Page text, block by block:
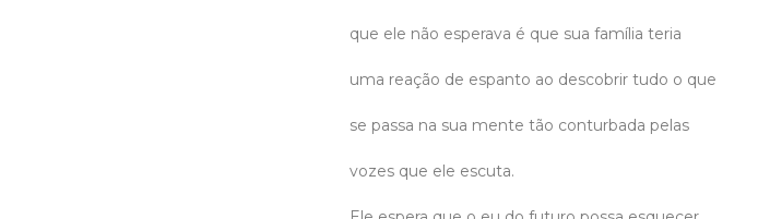
que ele não esperava é que sua família teria
uma reação de espanto ao descobrir tudo o que
se passa na sua mente tão conturbada pelas
vozes que ele escuta.